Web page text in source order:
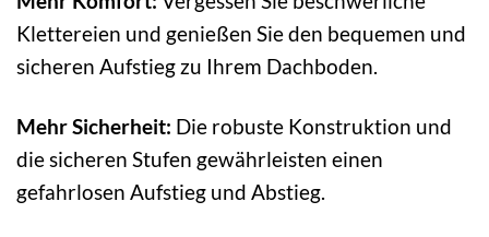
Klettereien und genießen Sie den bequemen und
sicheren Aufstieg zu Ihrem Dachboden.
Mehr Sicherheit: Die robuste Konstruktion und
die sicheren Stufen gewährleisten einen
gefahrlosen Aufstieg und Abstieg.